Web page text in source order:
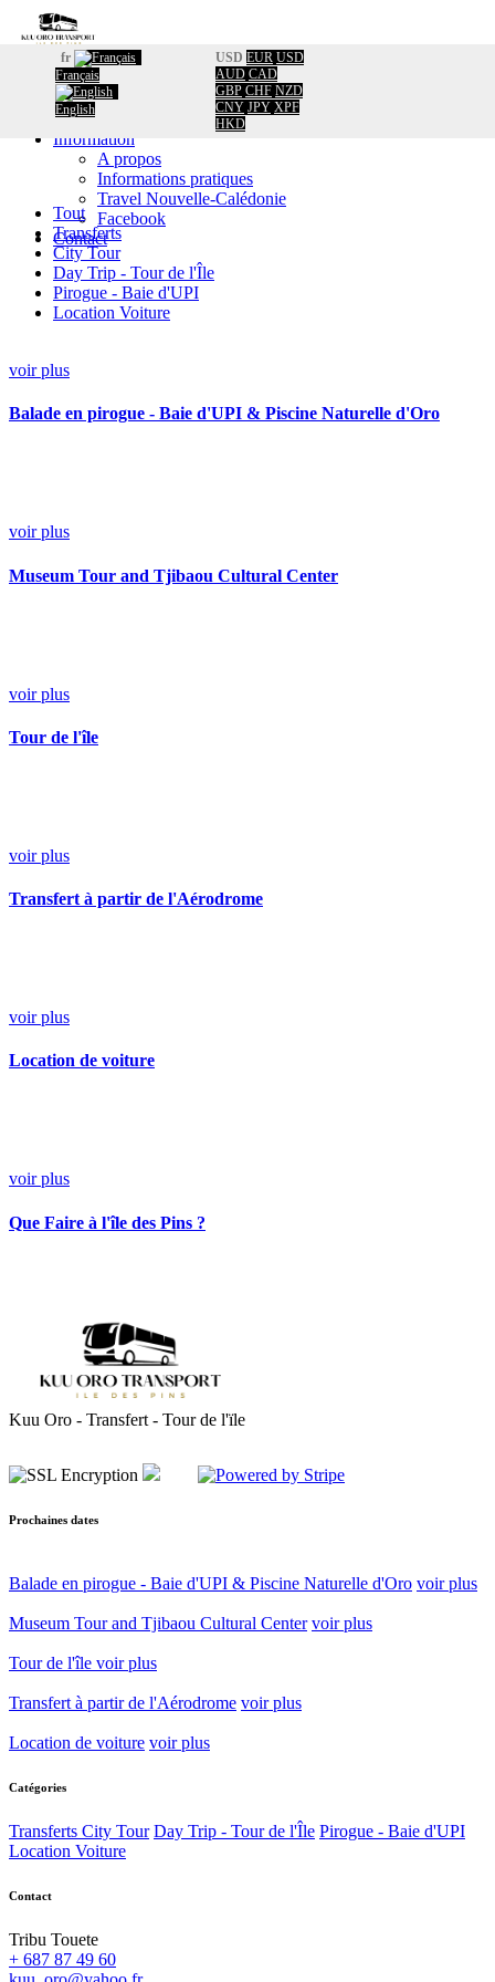
fr
Français
English
USD EUR USD
AUD CAD
GBP CHF NZD
CNY JPY XPF
HKD
Accueil
Réservation
Calendrier
Information
A propos
Informations pratiques
Travel Nouvelle-Calédonie
Facebook
Contact
Tout
Transferts
City Tour
Day Trip - Tour de l'Île
Pirogue - Baie d'UPI
Location Voiture
voir plus
Balade en pirogue - Baie d'UPI & Piscine Naturelle d'Oro
voir plus
Museum Tour and Tjibaou Cultural Center
voir plus
Tour de l'île
voir plus
Transfert à partir de l'Aérodrome
voir plus
Location de voiture
voir plus
Que Faire à l'île des Pins ?
Kuu Oro - Transfert - Tour de l'ïle
Prochaines dates
Balade en pirogue - Baie d'UPI & Piscine Naturelle d'Oro voir plus
Museum Tour and Tjibaou Cultural Center voir plus
Tour de l'île voir plus
Transfert à partir de l'Aérodrome voir plus
Location de voiture voir plus
Catégories
Transferts City Tour Day Trip - Tour de l'Île Pirogue - Baie d'UPI
Location Voiture
Contact
Tribu Touete
+ 687 87 49 60